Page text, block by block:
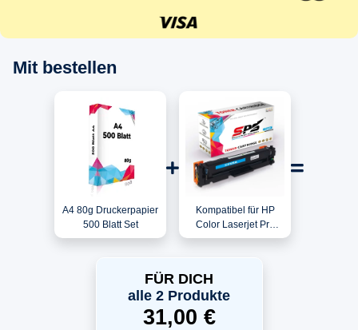
Mit bestellen
A4 80g Druckerpapier
500 Blatt Set
Kompatibel für HP
Color Laserjet Pro
MFP M377DW
FÜR DICH
alle 2 Produkte
31,00 €